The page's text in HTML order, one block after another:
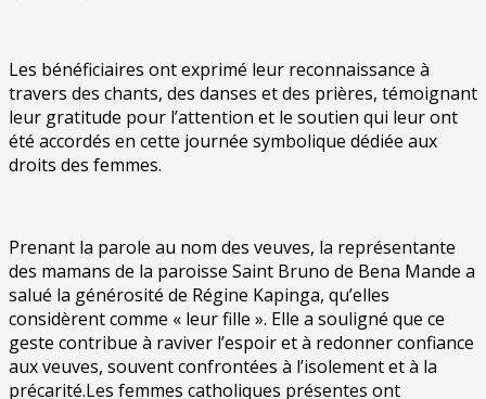
Les bénéficiaires ont exprimé leur reconnaissance à
travers des chants, des danses et des prières, témoignant
leur gratitude pour l’attention et le soutien qui leur ont
été accordés en cette journée symbolique dédiée aux
droits des femmes.
Prenant la parole au nom des veuves, la représentante
des mamans de la paroisse Saint Bruno de Bena Mande a
salué la générosité de Régine Kapinga, qu’elles
considèrent comme « leur fille ». Elle a souligné que ce
geste contribue à raviver l’espoir et à redonner confiance
aux veuves, souvent confrontées à l’isolement et à la
précarité.Les femmes catholiques présentes ont